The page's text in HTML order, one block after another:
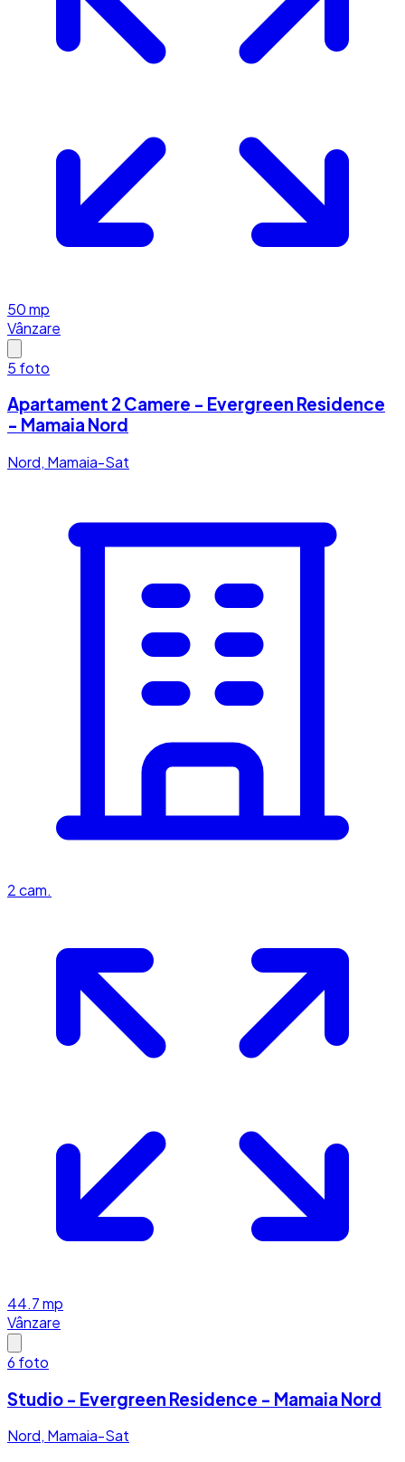
50mp
Vânzare
5 foto
Apartament 2 Camere - Evergreen Residence
- Mamaia Nord
Nord, Mamaia-Sat
2cam.
44.7mp
Vânzare
6 foto
Studio - Evergreen Residence - Mamaia Nord
Nord, Mamaia-Sat